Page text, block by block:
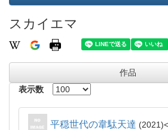
スカイエマ
作品
表示数
平穏世代の韋駄天達 2021